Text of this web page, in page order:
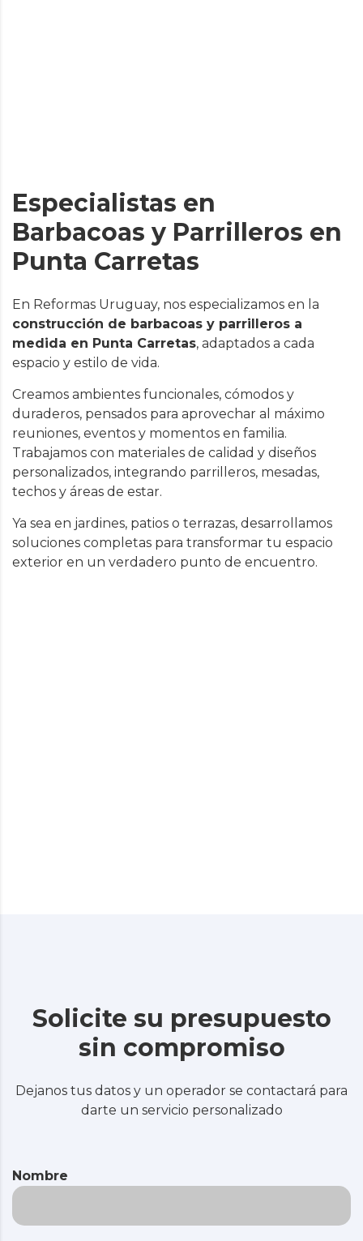
Especialistas en
Barbacoas y Parrilleros en
Punta Carretas
En Reformas Uruguay, nos especializamos en la
construcción de barbacoas y parrilleros a
medida en Punta Carretas, adaptados a cada
espacio y estilo de vida.
Creamos ambientes funcionales, cómodos y
duraderos, pensados para aprovechar al máximo
reuniones, eventos y momentos en familia.
Trabajamos con materiales de calidad y diseños
personalizados, integrando parrilleros, mesadas,
techos y áreas de estar.
Ya sea en jardines, patios o terrazas, desarrollamos
soluciones completas para transformar tu espacio
exterior en un verdadero punto de encuentro.
Solicite su presupuesto
sin compromiso
Dejanos tus datos y un operador se contactará para
darte un servicio personalizado
Nombre